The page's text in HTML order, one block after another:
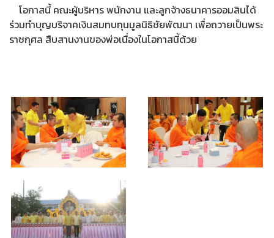
โอกาสนี้ คณะผู้บริหาร พนักงาน และลูกจ้างธนาคารออมสินได้
ร่วมทำบุญบริจาคเงินสมทบทุนมูลนิธิชัยพัฒนา เพื่อถวายเป็นพระ
ราชกุศล สืบสานงานของพ่อเนื่องในโอกาสนี้ด้วย